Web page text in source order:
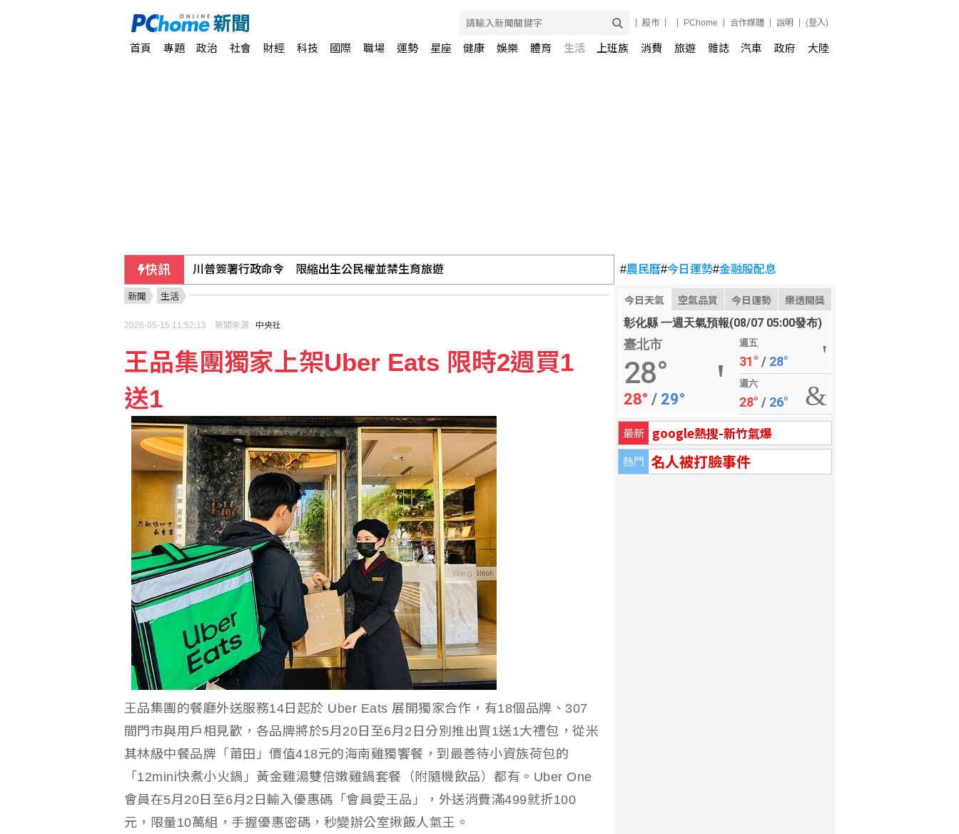
股市 PChome 合作媒體 說明 (登入)
首頁 專題 政治 社會 財經 科技 國際 職場 運勢 星座 健康 娛樂 體育 生活 上班族 消費 旅遊 雜誌 汽車 政府 大陸
快訊 川普簽署行政命令 限縮出生公民權並禁生育旅遊 #農民曆#今日運勢#金融股配息
今日天氣 空氣品質 今日運勢 樂透開獎
彰化縣 一週天氣預報(08/07 05:00發布)
臺北市
28°
28° / 29°
週五
31° / 28°
週六
28° / 26°
最新 google熱搜-新竹氣爆
熱門 名人被打臉事件
新聞 生活
2026-05-15 11:52:13 新聞來源 : 中央社
王品集團獨家上架Uber Eats 限時2週買1
送1
王品集團的餐廳外送服務14日起於 Uber Eats 展開獨家合作，有18個品牌、307
間門市與用戶相見歡，各品牌將於5月20日至6月2日分別推出買1送1大禮包，從米
其林級中餐品牌「莆田」價值418元的海南雞獨饗餐，到最善待小資族荷包的
「12mini快煮小火鍋」黃金雞湯雙倍嫩雞鍋套餐（附隨機飲品）都有。Uber One
會員在5月20日至6月2日輸入優惠碼「會員愛王品」，外送消費滿499就折100
元，限量10萬組，手握優惠密碼，秒變辦公室揪飯人氣王。